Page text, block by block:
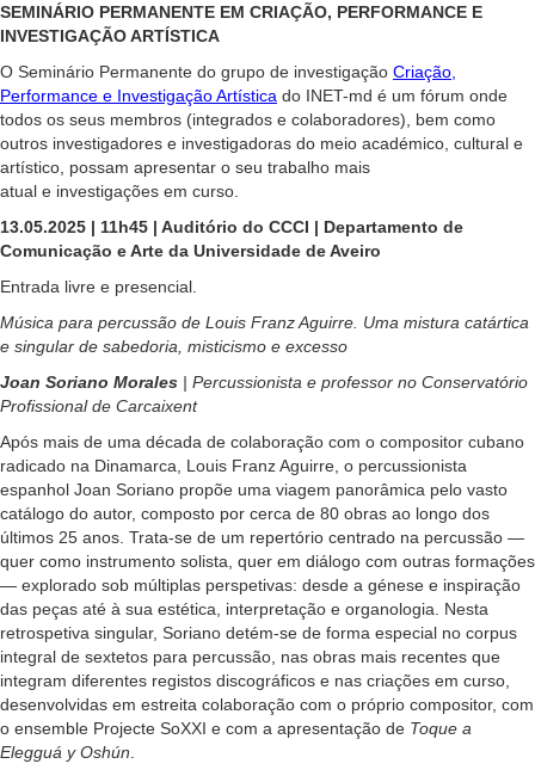
SEMINÁRIO PERMANENTE EM CRIAÇÃO, PERFORMANCE E
INVESTIGAÇÃO ARTÍSTICA
O Seminário Permanente do grupo de investigação Criação,
Performance e Investigação Artística do INET-md é um fórum onde
todos os seus membros (integrados e colaboradores), bem como
outros investigadores e investigadoras do meio académico, cultural e
artístico, possam apresentar o seu trabalho mais
atual e investigações em curso.
13.05.2025 | 11h45 | Auditório do CCCI | Departamento de
Comunicação e Arte da Universidade de Aveiro
Entrada livre e presencial.
Música para percussão de Louis Franz Aguirre. Uma mistura catártica
e singular de sabedoria, misticismo e excesso
Joan Soriano Morales | Percussionista e professor no Conservatório
Profissional de Carcaixent
Após mais de uma década de colaboração com o compositor cubano
radicado na Dinamarca, Louis Franz Aguirre, o percussionista
espanhol Joan Soriano propõe uma viagem panorâmica pelo vasto
catálogo do autor, composto por cerca de 80 obras ao longo dos
últimos 25 anos. Trata-se de um repertório centrado na percussão —
quer como instrumento solista, quer em diálogo com outras formações
— explorado sob múltiplas perspetivas: desde a génese e inspiração
das peças até à sua estética, interpretação e organologia. Nesta
retrospetiva singular, Soriano detém-se de forma especial no corpus
integral de sextetos para percussão, nas obras mais recentes que
integram diferentes registos discográficos e nas criações em curso,
desenvolvidas em estreita colaboração com o próprio compositor, com
o ensemble Projecte SoXXI e com a apresentação de Toque a
Elegguá y Oshún